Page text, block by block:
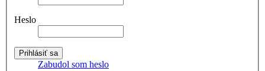
Heslo
Zabudol som heslo